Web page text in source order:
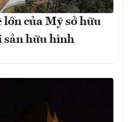
lớn của Mỹ sở hữu
sản hữu hình